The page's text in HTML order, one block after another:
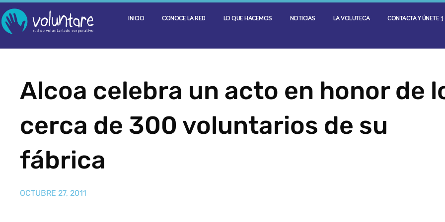
INICIO CONOCE LA RED LO QUE HACEMOS NOTICIAS LA VOLUTECA CONTACTA Y ÚNETE :)
Alcoa celebra un acto en honor de
cerca de 300 voluntarios de su
fábrica
OCTUBRE 27, 2011